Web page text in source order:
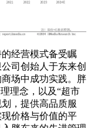
经营模式备受瞩
司创始人于东来创
场中成功实践。胖
理念， 以及“超市
，提供高品质服
价格与价值的平